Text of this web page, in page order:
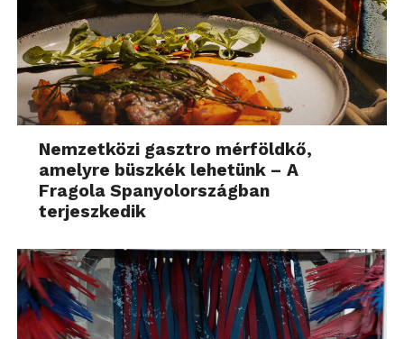
Nemzetközi gasztro mérföldkő,
amelyre büszkék lehetünk – A
Fragola Spanyolországban
terjeszkedik